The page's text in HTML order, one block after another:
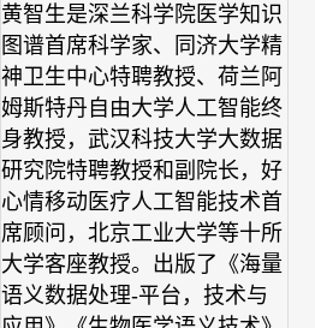
黄智生是深兰科学院医学知识
图谱首席科学家、同济大学精
神卫生中心特聘教授、荷兰阿
姆斯特丹自由大学人工智能终
身教授，武汉科技大学大数据
研究院特聘教授和副院长，好
心情移动医疗人工智能技术首
席顾问，北京工业大学等十所
大学客座教授。出版了《海量
语义数据处理-平台，技术与